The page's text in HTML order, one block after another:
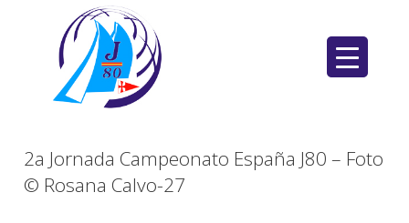
2a Jornada Campeonato España J80 – Foto
© Rosana Calvo-27